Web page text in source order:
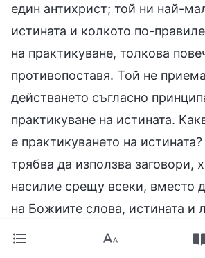
един антихрист; той ни най-
истината и колкото по-
на практикуване, толкова
противопоставя. Той не
действането съгласно
практикуване на истината.
е практикуването на
трябва да използва заговори,
насилие срещу всеки, вместо
на Божиите слова, истината и
негово средство и път са